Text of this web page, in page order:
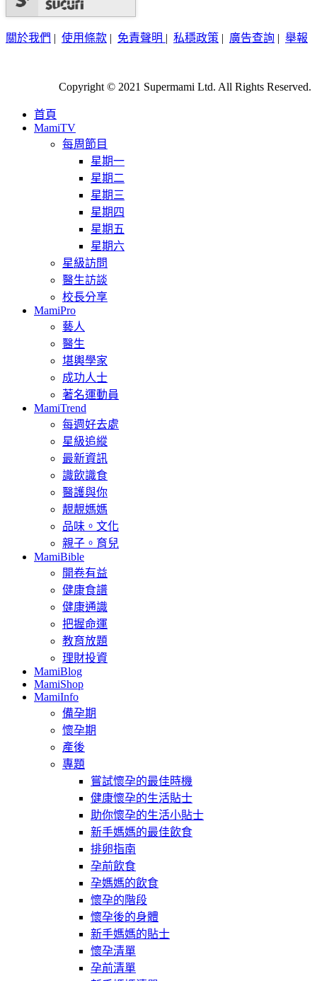
關於我們 | 使用條款 | 免責聲明 | 私穩政策 | 廣告查詢 | 舉報
Copyright © 2021 Supermami Ltd. All Rights Reserved.
首頁
MamiTV
每周節目
星期一
星期二
星期三
星期四
星期五
星期六
星級訪問
醫生訪談
校長分享
MamiPro
藝人
醫生
堪輿學家
成功人士
著名運動員
MamiTrend
每週好去處
星級追縱
最新資訊
識飲識食
醫護與你
靚靚媽媽
品味。文化
親子。育兒
MamiBible
開卷有益
健康食譜
健康通識
把握命運
教育放題
理財投資
MamiBlog
MamiShop
MamiInfo
備孕期
懷孕期
產後
專題
嘗試懷孕的最佳時機
健康懷孕的生活貼士
助你懷孕的生活小貼士
新手媽媽的最佳飲食
排卵指南
孕前飲食
孕媽媽的飲食
懷孕的階段
懷孕後的身體
新手媽媽的貼士
懷孕清單
孕前清單